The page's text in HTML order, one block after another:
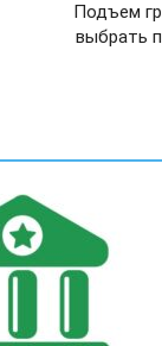
Подъем
выбрать